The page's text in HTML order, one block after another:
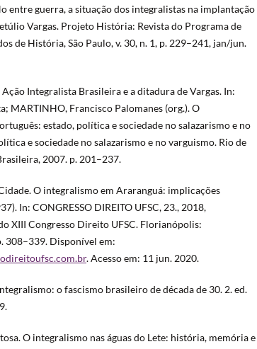
entre guerra, a situação dos integralistas na implantação
Vargas. Projeto História: Revista do Programa de
de História, São Paulo, v. 30, n. 1, p. 229–241, jan/jun.
Integralista Brasileira e a ditadura de Vargas. In:
MARTINHO, Francisco Palomanes (org.). O
estado, política e sociedade no salazarismo e no
e sociedade no salazarismo e no varguismo. Rio de
2007. p. 201–237.
O integralismo em Araranguá: implicações
In: CONGRESSO DIREITO UFSC, 23., 2018,
XIII Congresso Direito UFSC. Florianópolis:
308–339. Disponível em:
. Acesso em: 11 jun. 2020.
o fascismo brasileiro de década de 30. 2. ed.
O integralismo nas águas do Lete: história, memória e